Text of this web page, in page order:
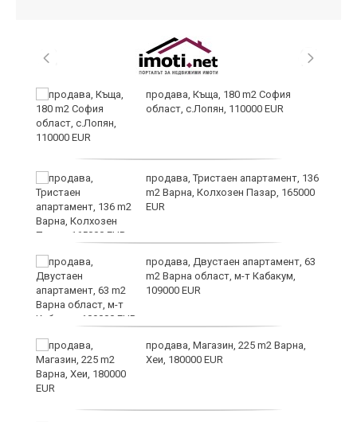
продава, Къща, 180 m2 София
област, с.Лопян, 110000 EUR
продава, Тристаен апартамент, 136
m2 Варна, Колхозен Пазар, 165000
EUR
продава, Двустаен апартамент, 63
m2 Варна област, м-т Кабакум,
109000 EUR
продава, Магазин, 225 m2 Варна,
Хеи, 180000 EUR